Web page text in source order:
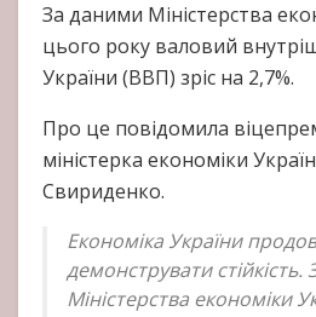
За даними Міністерства
цього року валовий
України (ВВП) зріс на 2,7%.
Про це повідомила
міністерка економіки
Свириденко.
Економіка України
демонструвати стійкість.
Міністерства економіки